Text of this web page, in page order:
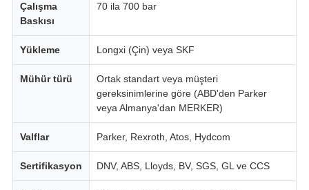
Çalışma
Baskısı
70 ila 700 bar
Yükleme Longxi (Çin) veya SKF
Mühür türü
Ortak standart veya müşteri
gereksinimlerine göre (ABD'den Parker
veya Almanya'dan MERKER)
Valflar Parker, Rexroth, Atos, Hydcom
Sertifikasyon DNV, ABS, Lloyds, BV, SGS, GL ve CCS